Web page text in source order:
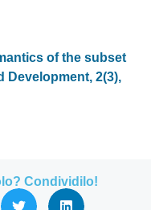
of the subset
Development, 2(3),
Condividilo!